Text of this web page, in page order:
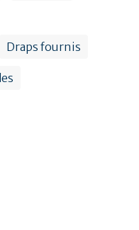
Draps fournis